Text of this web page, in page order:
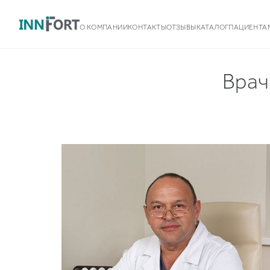
О КОМПАНИИКОНТАКТЫОТЗЫВЫКАТАЛОГ
Некоммерческая деятельность
Грудные имплантаты Silimed
Грудные имплантаты